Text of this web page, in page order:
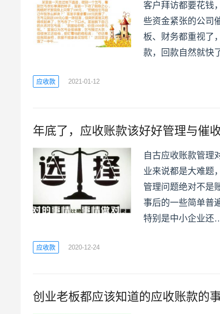
客户拜访都要花钱
些资金紧张的公司
板、财务都重视了
款，回款自然就快
应收款 2021-01-12
年底了，应收账款该好好管理与催
自古应收账款管理
业来说都是大难题
管理问题绝对不是
事后的一些简单普
特别是中小企业还
应收款 2020-12-24
创业老板都应该知道的应收账款的